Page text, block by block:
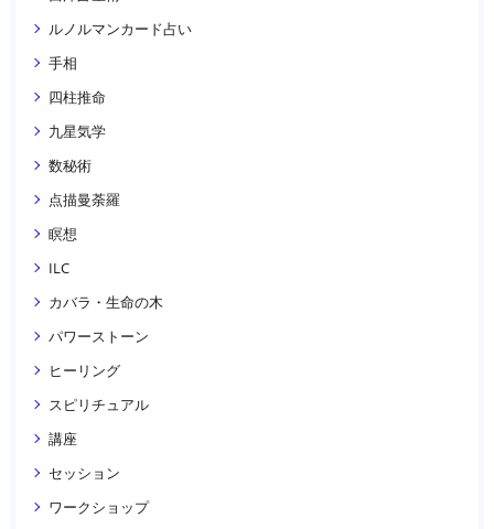
ルノルマンカード占い
手相
四柱推命
九星気学
数秘術
点描曼荼羅
瞑想
ILC
カバラ・生命の木
パワーストーン
ヒーリング
スピリチュアル
講座
セッション
ワークショップ